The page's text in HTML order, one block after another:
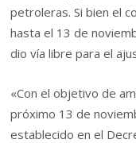
petroleras. Si bien el
hasta el 13 de
dio vía libre para el
«Con el objetivo de
próximo 13 de
establecido en el